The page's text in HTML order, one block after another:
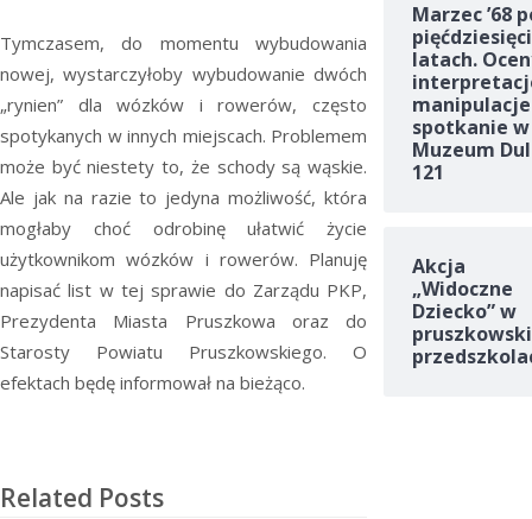
Tymczasem, do momentu wybudowania
nowej, wystarczyłoby wybudowanie dwóch
„rynien” dla wózków i rowerów, często
spotykanych w innych miejscach. Problemem
może być niestety to, że schody są wąskie.
Ale jak na razie to jedyna możliwość, która
mogłaby choć odrobinę ułatwić życie
użytkownikom wózków i rowerów. Planuję
napisać list w tej sprawie do Zarządu PKP,
Prezydenta Miasta Pruszkowa oraz do
Starosty Powiatu Pruszkowskiego. O
efektach będę informował na bieżąco.
Related Posts
Marzec ’68
latach.
spotkanie w
Muzeum
121
Akcja
„Widoczne
Dziecko” w